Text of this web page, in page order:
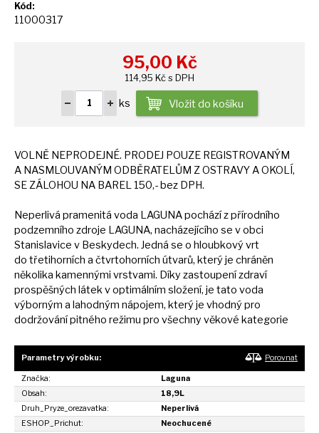
Kód:
11000317
95,00 Kč
114,95 Kč s DPH
ks Vložit do košíku
VOLNĚ NEPRODEJNÉ. PRODEJ POUZE REGISTROVANÝM
A NASMLOUVANÝM ODBĚRATELŮM ZOSTRAVYAOKOLÍ,
SEZÁLOHOU NA BAREL 150,- bez DPH.
Neperlivá pramenitá voda LAGUNA pocházízpřírodního
podzemního zdroje LAGUNA, nacházejícího se v obci
Stanislavice v Beskydech. Jedná se o hloubkový vrt
do třetihorních a čtvrtohorních útvarů, kterýje chráněn
několika kamennými vrstvami. Díky zastoupení zdraví
prospěšných látekvoptimálním složení, je tato voda
výborným a lahodným nápojem, kterýje vhodný pro
dodržování pitného režimu pro všechny věkové kategorie
Parametry výrobku: Porovnat
Značka:
Laguna
Obsah:
18,9L
Druh_Pryze_orezavatka:
Neperlivá
ESHOP_Prichut:
Neochucené